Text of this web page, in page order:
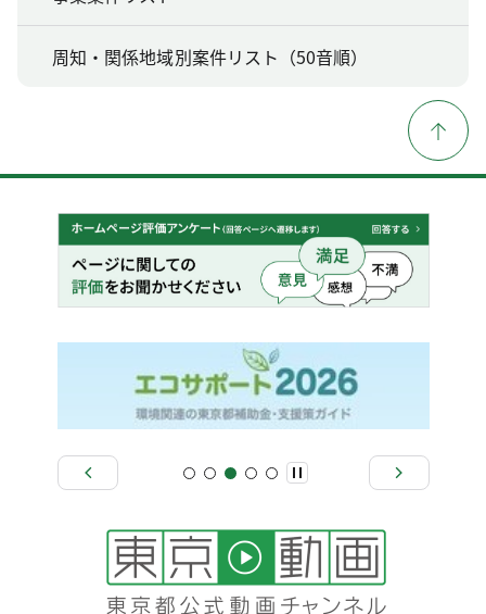
周知・関係地域別案件リスト（50音順）